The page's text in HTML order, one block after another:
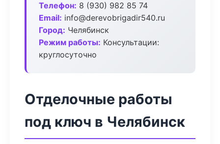
Телефон: 8 (930) 982 85 74
Email: info@derevobrigadir540.ru
Город: Челябинск
Режим работы: Консультации:
круглосуточно
Отделочные работы
под ключ в Челябинск